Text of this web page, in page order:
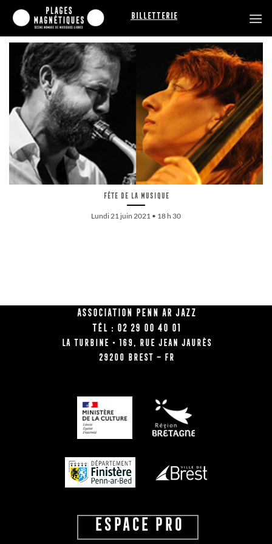
Passer
contenu
Billetterie
Fête de la musique
Lundi 21 juin 2021 • 18 h 30
Association Penn Ar Jazz
Tél : 02 29 00 40 01
La Turbine • 169, rue Jean Jaurès
29200 BREST – FR
ESPACE PRO